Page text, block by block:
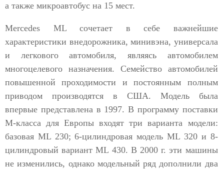
а также микроавтобус на 15 мест.
Mercedes ML сочетает в себе важнейшие
характеристики внедорожника, минивэна, универсала
и легкового автомобиля, являясь автомобилем
многоцелевого назначения. Семейство автомобилей
повышенной проходимости и постоянным полным
приводом производятся в США. Модель была
впервые представлена в 1997. В программу поставки
М-класса для Европы входят три варианта модели:
базовая ML 230; 6-цилиндровая модель ML 320 и 8-
цилиндровый вариант ML 430. В 2000 г. эти машины
не изменились, однако модельный ряд дополнили два